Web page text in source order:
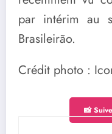
par intérim au
Brasileirão.
Crédit photo :
📸